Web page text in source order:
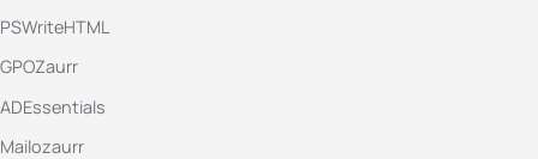
PSWriteHTML
GPOZaurr
ADEssentials
Mailozaurr